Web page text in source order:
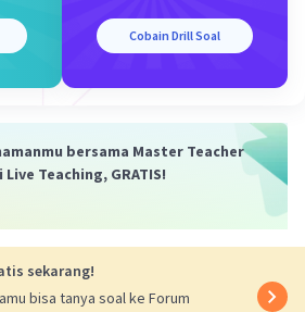
Cobain Drill Soal
bersama Master Teacher
Live Teaching, GRATIS!
sekarang!
bisa tanya soal ke Forum